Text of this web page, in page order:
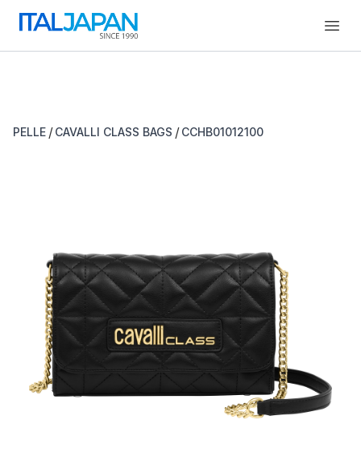
PELLE / CAVALLI CLASS BAGS / CCHB01012100